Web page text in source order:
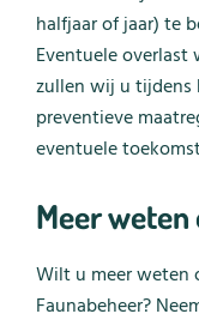
halfjaar of jaar) te
Eventuele
zullen wij u tijdens
preventieve
eventuele
Meer
Wilt u meer weten
Faunabeheer?